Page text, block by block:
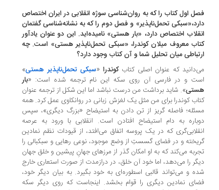
اول کتاب را که به روان‌شناسی سوژه انقلابی در ایران اختصاص
تحمل‌ناپذیر» و فصل دوم را که به نشانه‌شناسی گفتمان
اختصاص دارد، «بار هستی» نامیده‌اید. این دو عنوان یادآور
معروف میلان کوندرا، «سبکی تحمل‌ناپذیر هستی» است. چه
میان تحلیل شما و آن کتاب وجود دارد؟
که عنوان اصلی کتاب کوندرا «سبکی تحمل‌ناپذیر هستی »
و در فارسی آن روی سکه این نام ترجمه شده است: «بار
». شاید برداشت من درست نباشد اما این شکل از ترجمه عنوان
کوندرا برای من مثل یک لغزش زبانی در روانکاوی عمل کرد. همه
فاصله گریز از تن دادن به استیضاح «بزرگ دیگری»، سپس
به دام استیضاح افتادن است. انقلابی با ورود به عرصه
که در یک پروسه اتفاق می‌افتد، از قیودات نظم نمادین
و در فضای گسستِ از وضع موجود، نوعی رهایی و سبکبالی را
می‌کند که به او امکان گذر از مرزهای جهانِ پیشین و خلق جهان
را می‌دهد، اما خود آن خلق، در درازمدت از صورت استعاری خارج
و می‌تواند قالبی اسطوره‌ای به خود بگیرد. به بیان دیگر خود،
نمادین دیگری را قوام بخشد. اینجاست که روی دیگر سکه